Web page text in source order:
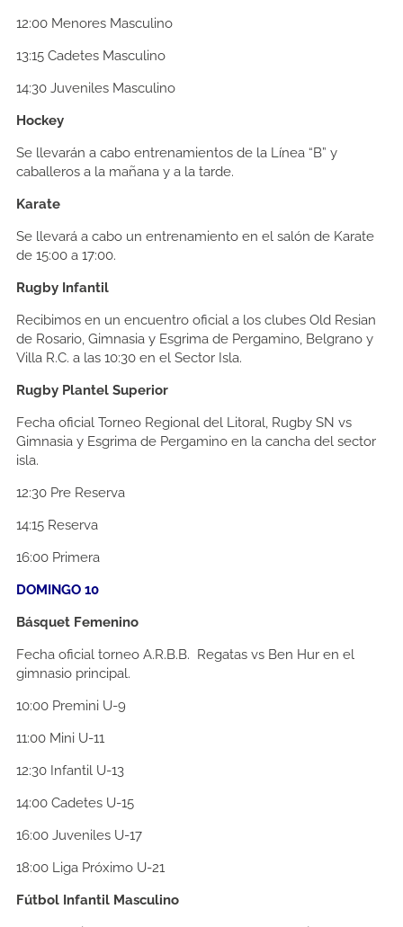
12:00 Menores Masculino
13:15 Cadetes Masculino
14:30 Juveniles Masculino
Hockey
Se llevarán a cabo entrenamientos de la Línea “B” y
caballeros a la mañana y a la tarde.
Karate
Se llevará a cabo un entrenamiento en el salón de Karate
de 15:00 a 17:00.
Rugby Infantil
Recibimos en un encuentro oficial a los clubes Old Resian
de Rosario, Gimnasia y Esgrima de Pergamino, Belgrano y
Villa R.C. a las 10:30 en el Sector Isla.
Rugby Plantel Superior
Fecha oficial Torneo Regional del Litoral, Rugby SN vs
Gimnasia y Esgrima de Pergamino en la cancha del sector
isla.
12:30 Pre Reserva
14:15 Reserva
16:00 Primera
DOMINGO 10
Básquet Femenino
Fecha oficial torneo A.R.B.B. Regatas vs Ben Hur en el
gimnasio principal.
10:00 Premini U-9
11:00 Mini U-11
12:30 Infantil U-13
14:00 Cadetes U-15
16:00 Juveniles U-17
18:00 Liga Próximo U-21
Fútbol Infantil Masculino